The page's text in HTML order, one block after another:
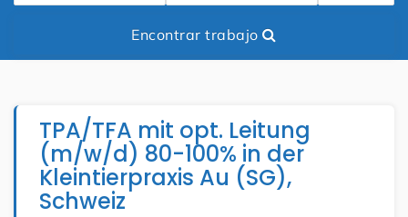
Encontrar trabajo
TPA/TFA mit opt. Leitung
(m/w/d) 80-100% in der
Kleintierpraxis Au (SG),
Schweiz